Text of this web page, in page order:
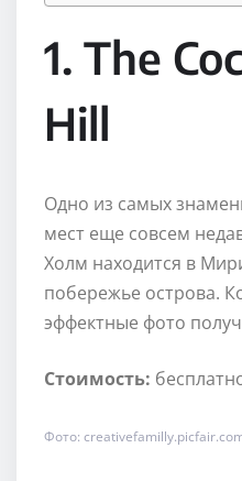
1. The
Hill
Одно из самых
мест еще совсем
Холм находится в
побережье острова.
эффектные фото
Стоимость:
Фото: